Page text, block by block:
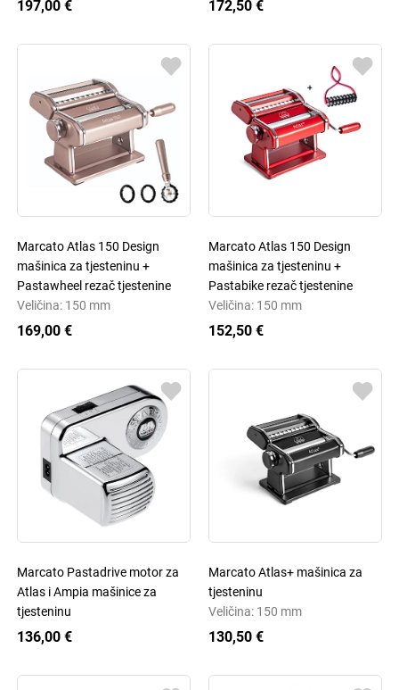
197,00 € 172,50 €
Marcato Atlas 150 Design
mašinica za tjesteninu +
Pastawheel rezač tjestenine
Veličina: 150 mm
169,00 €
Marcato Atlas 150 Design
mašinica za tjesteninu +
Pastabike rezač tjestenine
Veličina: 150 mm
152,50 €
Marcato Pastadrive motor za
Atlas i Ampia mašinice za
tjesteninu
136,00 €
Marcato Atlas+ mašinica za
tjesteninu
Veličina: 150 mm
130,50 €